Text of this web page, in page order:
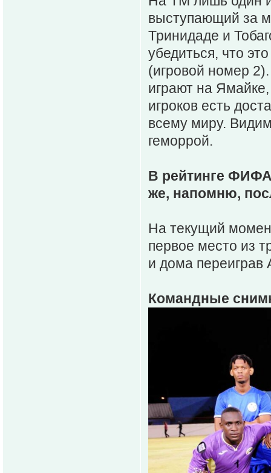
выступающий за
Тринидаде и
убедиться, что
(игровой номер
играют на
игроков есть
всему миру.
геморрой.
В рейтинге
же, напомню,
На текущий
первое место из
и дома переиграв
Командные